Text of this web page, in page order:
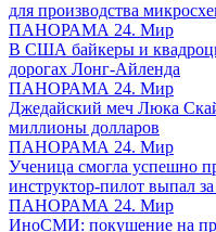
для производства
ПАНОРАМА 24. Мир
В США байкеры и
дорогах Лонг-Айленда
ПАНОРАМА 24. Мир
Джедайский меч Люка
миллионы долларов
ПАНОРАМА 24. Мир
Ученица смогла успешно
инструктор-пилот выпал
ПАНОРАМА 24. Мир
ИноСМИ: покушение на